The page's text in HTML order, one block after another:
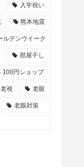
入学祝い
熊本地震
ルデンウイーク
部屋干し
100円ショップ
老視 老眼
老眼対策